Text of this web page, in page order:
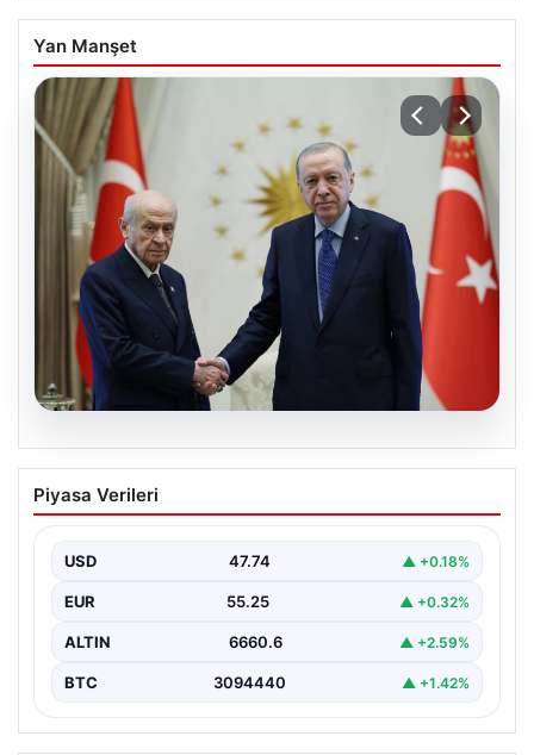
Yan Manşet
06.08.2026
Cumhurbaşkanı Erdoğan, Devlet
Bahçeli ile görüştü
Piyasa Verileri
USD 47.74 ▲ +0.18%
EUR 55.25 ▲ +0.32%
ALTIN 6660.6 ▲ +2.59%
BTC 3094440 ▲ +1.42%